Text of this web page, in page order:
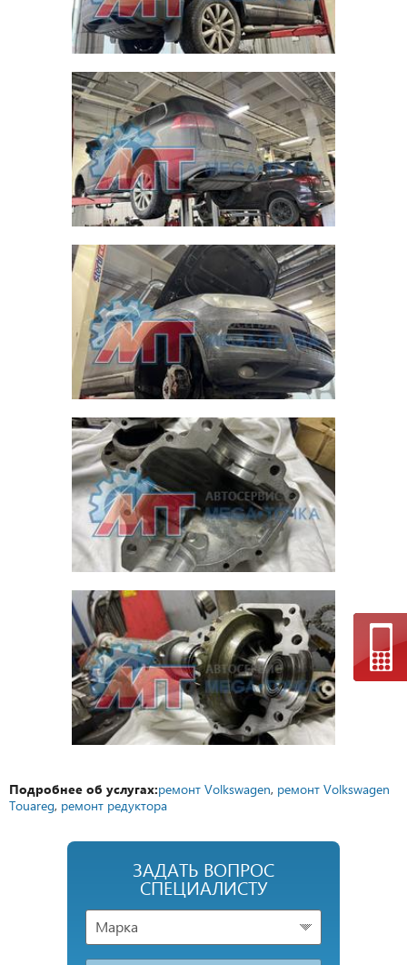
Подробнее об услугах:ремонт Volkswagen, ремонт Volkswagen
Touareg, ремонт редуктора
ЗАДАТЬ ВОПРОС
СПЕЦИАЛИСТУ
Марка